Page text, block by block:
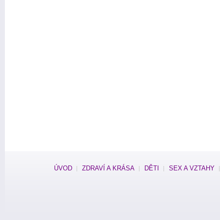
ÚVOD ZDRAVÍ A KRÁSA DĚTI SEX A VZTAHY